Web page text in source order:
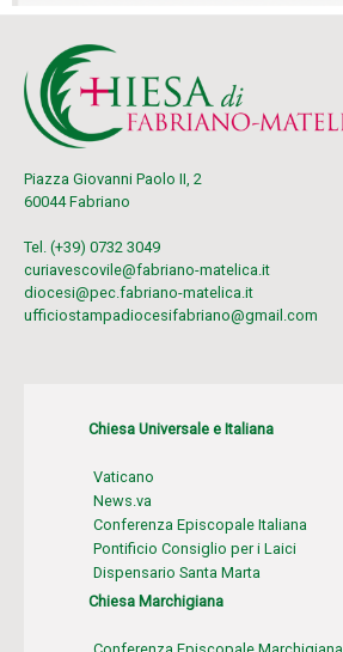
Piazza Giovanni Paolo II, 2
60044 Fabriano
Tel. (+39) 0732 3049
curiavescovile@fabriano-matelica.it
diocesi@pec.fabriano-matelica.it
ufficiostampadiocesifabriano@gmail.com
Chiesa Universale e Italiana
Vaticano
News.va
Conferenza Episcopale Italiana
Pontificio Consiglio per i Laici
Dispensario Santa Marta
Chiesa Marchigiana